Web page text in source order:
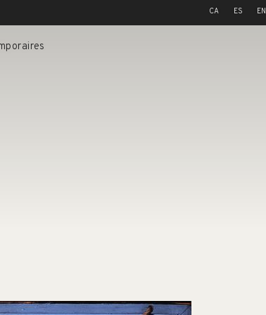
CA ES EN